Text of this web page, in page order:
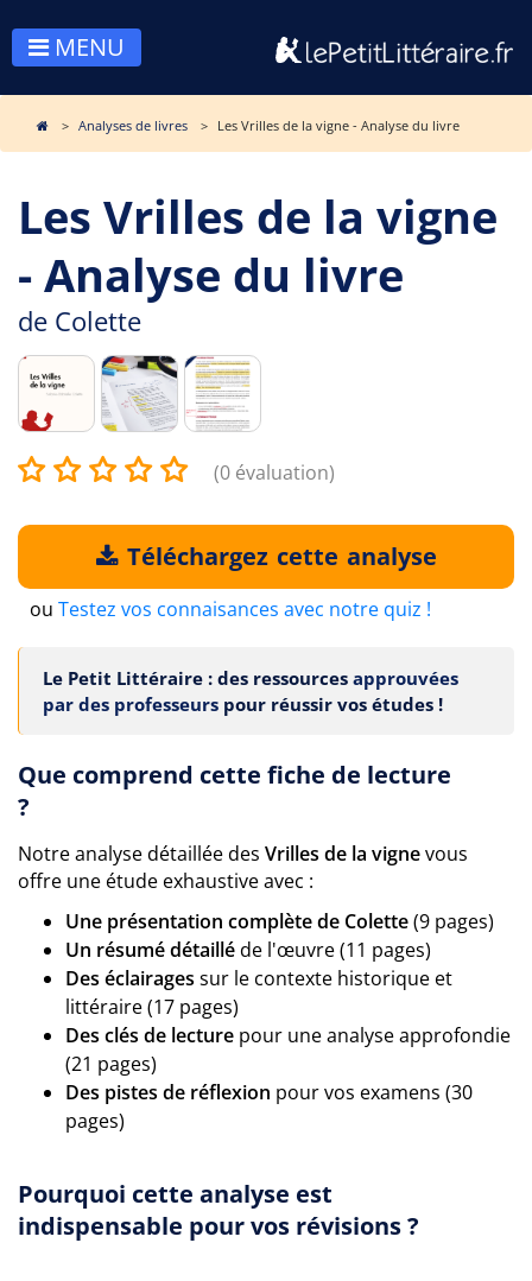
MENU
Analyses de livres Les Vrilles de la vigne - Analyse du livre
Les Vrilles de la vigne
- Analyse du livre
de Colette
(0 évaluation)
Téléchargez cette analyse
ou Testez vos connaisances avec notre quiz !
Le Petit Littéraire : des ressources approuvées
par des professeurs pour réussir vos études !
Que comprend cette fiche de lecture
?
Notre analyse détaillée des Vrilles de la vignevous
offre une étude exhaustive avec :
Une présentation complète de Colette(9 pages)
Un résumé détailléde l'œuvre (11 pages)
Des éclairages sur le contexte historique et
littéraire (17 pages)
Des clés de lecture pour une analyse approfondie
(21 pages)
Des pistes de réflexion pour vos examens (30
pages)
Pourquoi cette analyse est
indispensable pour vos révisions ?